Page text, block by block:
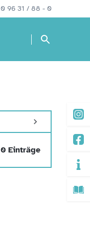
0 96 31 / 88 - 0
0 Einträge